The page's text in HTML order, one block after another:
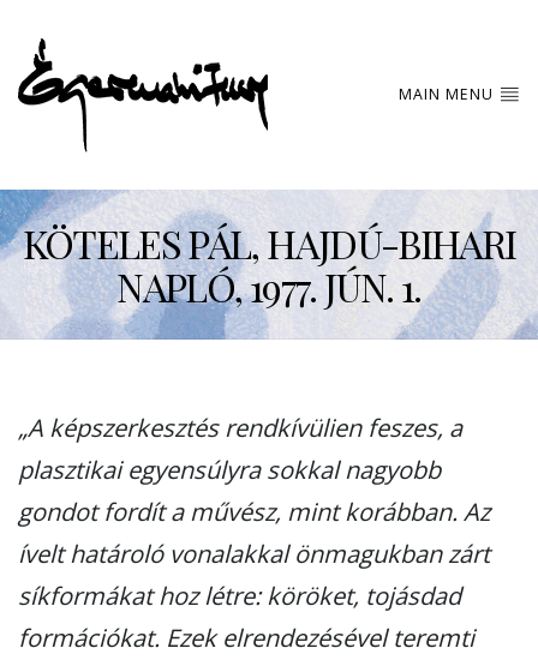
MAIN MENU
KÖTELES PÁL, HAJDÚ-BIHARI
NAPLÓ, 1977. JÚN. 1.
„A képszerkesztés rendkívülien feszes, a
plasztikai egyensúlyra sokkal nagyobb
gondot fordít a művész, mint korábban. Az
ívelt határoló vonalakkal önmagukban zárt
síkformákat hoz létre: köröket, tojásdad
formációkat. Ezek elrendezésével teremti